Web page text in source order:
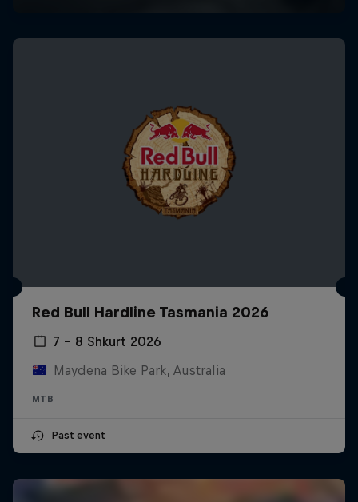
Red Bull Hardline Tasmania 2026
7 – 8 Shkurt 2026
Maydena Bike Park, Australia
MTB
Past event